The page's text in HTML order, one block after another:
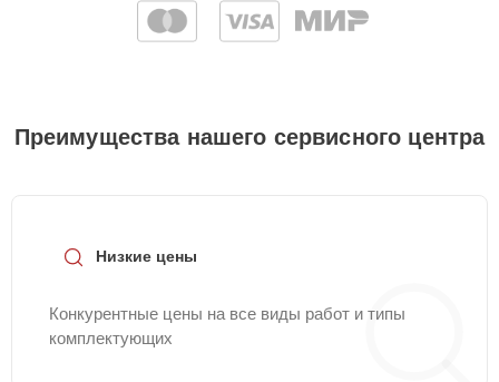
Преимущества нашего сервисного центра
Низкие цены
Конкурентные цены на все виды работ и типы
комплектующих